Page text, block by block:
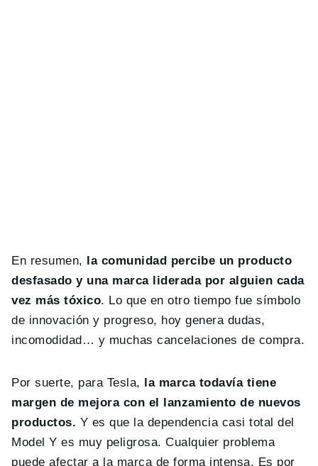
En resumen, la comunidad percibe un producto
desfasado y una marca liderada por alguien cada
vez más tóxico. Lo que en otro tiempo fue símbolo
de innovación y progreso, hoy genera dudas,
incomodidad… y muchas cancelaciones de compra.
Por suerte, para Tesla, la marca todavía tiene
margen de mejora con el lanzamiento de nuevos
productos. Y es que la dependencia casi total del
Model Y es muy peligrosa. Cualquier problema
puede afectar a la marca de forma intensa. Es por